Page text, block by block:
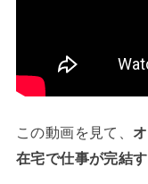
この動画を見て、
在宅で仕事が完結